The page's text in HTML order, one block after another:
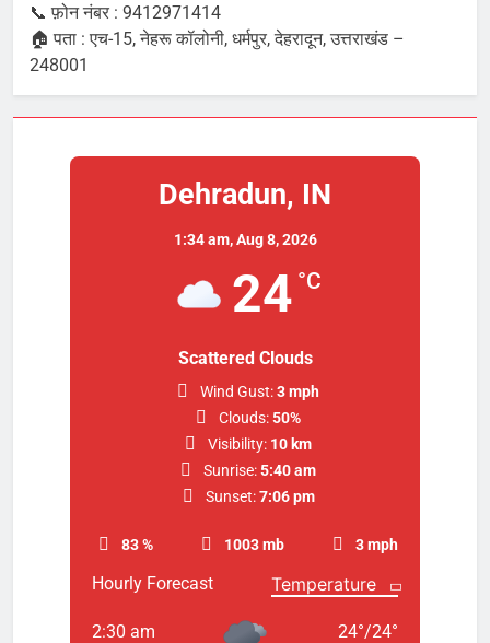
📞 फ़ोन नंबर : 9412971414
🏠 पता : एच-15, नेहरू कॉलोनी, धर्मपुर, देहरादून, उत्तराखंड –
248001
Dehradun, IN
1:34 am,Aug 8, 2026
24 °C
Scattered Clouds
83 % 1003 mb 3 mph
Wind Gust:3 mph
Clouds:50%
Visibility: 10 km
Sunrise:5:40 am
Sunset: 7:06 pm
Hourly Forecast
2:30 am 24°/24°